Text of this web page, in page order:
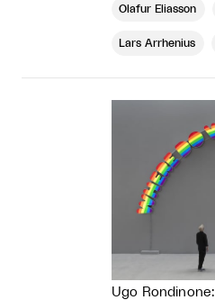
Olafur Eliasson
Lars Arrhenius
Ugo Rondinone: